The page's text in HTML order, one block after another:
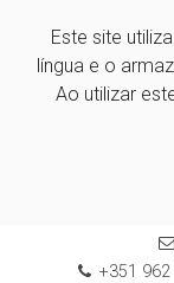
Este site
língua e o
Ao utilizar
+351